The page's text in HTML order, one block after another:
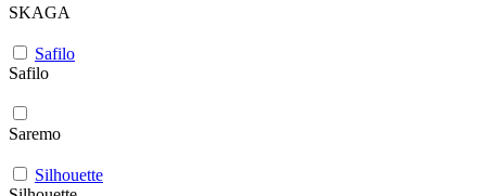
SKAGA
Safilo
Safilo
Saremo
Silhouette